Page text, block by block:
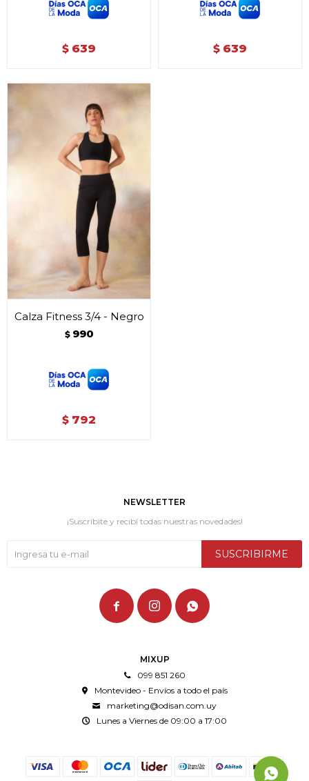
$ 639 $ 639
Calza Fitness 3/4 - Negro
$ 990
$ 792
MIXUP
099 851 260
Montevideo - Envíos a todo el país
marketing@odisan.com.uy
Lunes a Viernes de 09:00 a 17:00
NEWSLETTER
¡Suscribite y recibí todas nuestras novedades!
SUSCRIBIRME
  